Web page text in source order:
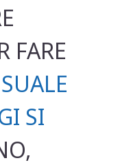
FARE
SI